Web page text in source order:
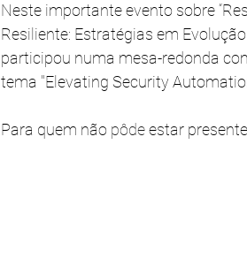
Neste importante evento sobre
Resiliente: Estratégias em
participou numa mesa-redonda
tema "Elevating Security
Para quem não pôde estar